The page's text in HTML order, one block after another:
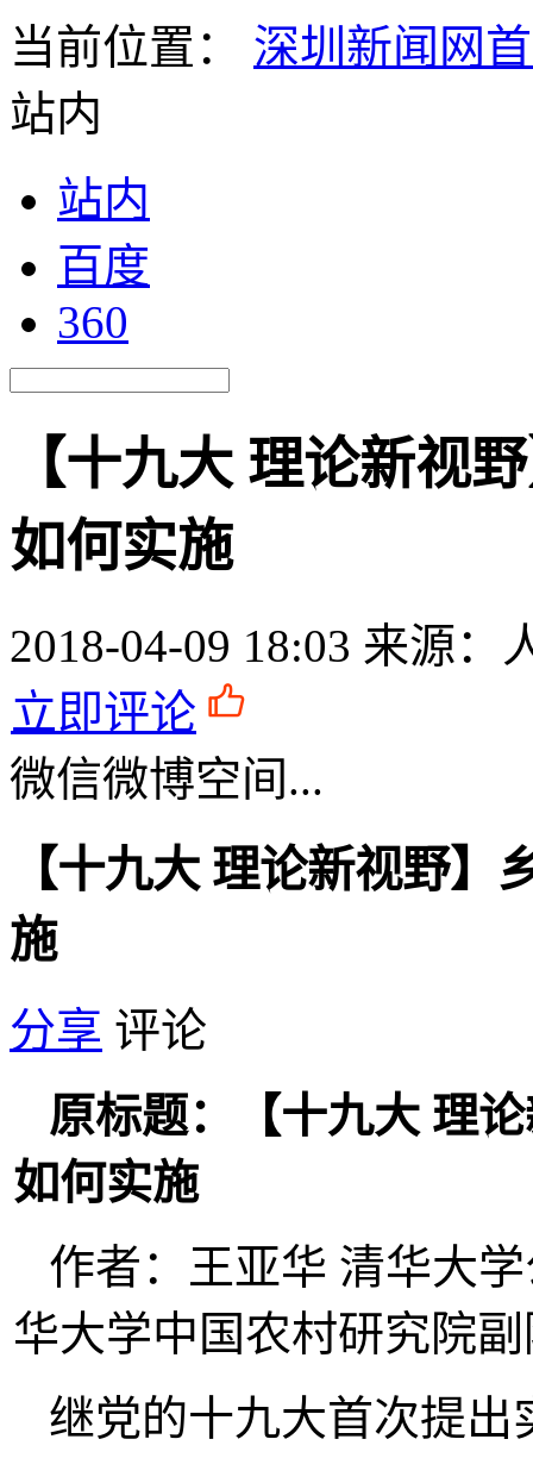
当前位置： 深圳新闻网
站内
站内
百度
360
【十九大 理论新视
如何实施
2018-04-09 18:03 来源：
立即评论
微信微博空间...
【十九大 理论新视野】
施
分享 评论
原标题：【十九大 理
如何实施
作者：王亚华 清华大
华大学中国农村研究院
继党的十九大首次提